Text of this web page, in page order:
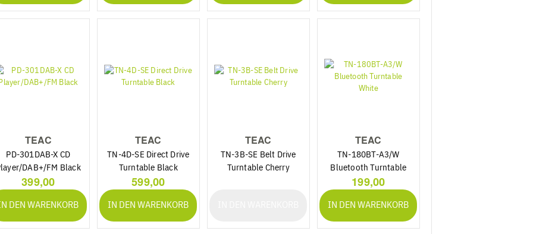
TEAC
PD-301DAB-X CD
DAB+/FM Black
399,00
DEN WARENKORB
TEAC
TN-4D-SE Direct Drive
Turntable Black
599,00
IN DEN WARENKORB
TEAC
TN-3B-SE Belt Drive
Turntable Cherry
TEAC
TN-180BT-A3/W
Bluetooth Turntable
White
199,00
IN DEN WARENKORB